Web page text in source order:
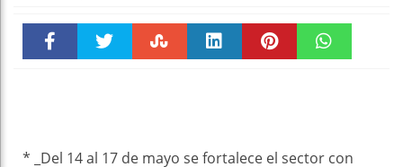
* _Del 14 al 17 de mayo se fortalece el sector con